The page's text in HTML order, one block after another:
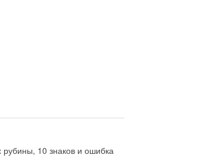
рубины, 10 знаков и ошибка